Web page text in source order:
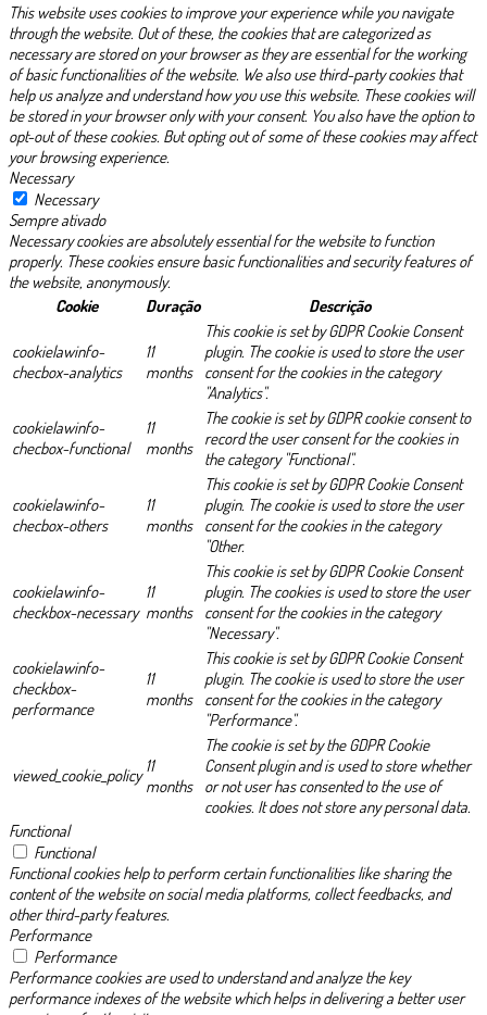
This website uses cookies to improve your experience while you navigate
through the website. Out of these, the cookies that are categorized as
necessary are stored on your browser as they are essential for the working
of basic functionalities of the website. We also use third-party cookies that
help us analyze and understand how you use this website. These cookies will
be stored in your browser only with your consent. You also have the option to
opt-out of these cookies. But opting out of some of these cookies may affect
your browsing experience.
Necessary
Necessary
Sempre ativado
Necessary cookies are absolutely essential for the website to function
properly. These cookies ensure basic functionalities and security features of
the website, anonymously.
Cookie
Duração Descrição
cookielawinfo-
checbox-analytics
11
months
This cookie is set by GDPR Cookie Consent
plugin. The cookie is used to store the user
consent for the cookies in the category
"Analytics".
cookielawinfo-
checbox-functional
11
months
The cookie is set by GDPR cookie consent to
record the user consent for the cookies in
the category "Functional".
cookielawinfo-
checbox-others
11
months
This cookie is set by GDPR Cookie Consent
plugin. The cookie is used to store the user
consent for the cookies in the category
"Other.
cookielawinfo-
checkbox-necessary
11
months
This cookie is set by GDPR Cookie Consent
plugin. The cookies is used to store the user
consent for the cookies in the category
"Necessary".
cookielawinfo-
checkbox-
performance
11
months
This cookie is set by GDPR Cookie Consent
plugin. The cookie is used to store the user
consent for the cookies in the category
"Performance".
viewed_cookie_policy 11
months
The cookie is set by the GDPR Cookie
Consent plugin and is used to store whether
or not user has consented to the use of
cookies. It does not store any personal data.
Functional
Functional
Functional cookies help to perform certain functionalities like sharing the
content of the website on social media platforms, collect feedbacks, and
other third-party features.
Performance
Performance
Performance cookies are used to understand and analyze the key
performance indexes of the website which helps in delivering a better user